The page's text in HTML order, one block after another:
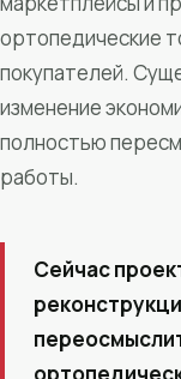
ортопедические
покупателей.
изменение
полностью
работы.
Сейчас